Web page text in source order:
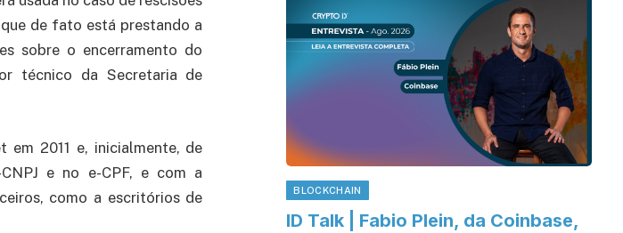
de fato está prestando a
sobre o encerramento do
técnico da Secretaria de
2011 e, inicialmente, de
e no e-CPF, e com a
como a escritórios de
BLOCKCHAIN
ID Talk | Fabio Plein, da Coinbase,